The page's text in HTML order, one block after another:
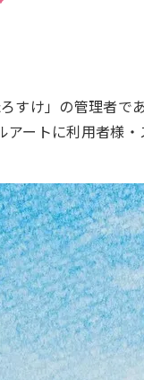
すけ」の管理者で
ートに利用者様